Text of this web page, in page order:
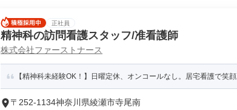
正社員
精神科の訪問看護スタッフ/准看護師
株式会社ファーストナース
【精神科未経験OK！】日曜定休、オンコールなし。居宅看護で笑
〒252-1134神奈川県綾瀬市寺尾南